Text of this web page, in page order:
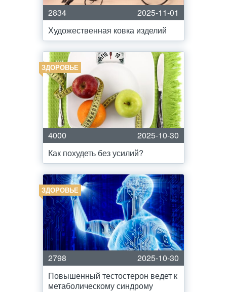
2834
2025-11-01
Художественная ковка изделий
ЗДОРОВЬЕ
4000
2025-10-30
Как похудеть без усилий?
ЗДОРОВЬЕ
2798
2025-10-30
Повышенный тестостерон ведет к
метаболическому синдрому